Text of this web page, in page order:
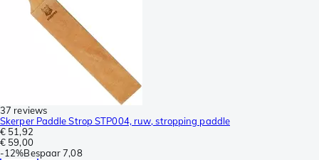
37 reviews
Skerper Paddle Strop STP004, ruw, stropping paddle
€ 51,92
€ 59,00
-12%Bespaar 7,08